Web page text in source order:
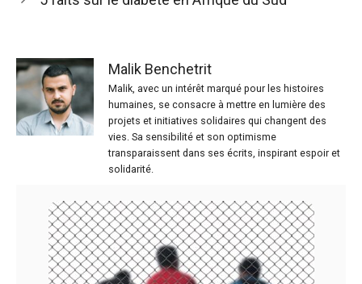
Malik Benchetrit
Malik, avec un intérêt marqué pour les histoires
humaines, se consacre à mettre en lumière des
projets et initiatives solidaires qui changent des
vies. Sa sensibilité et son optimisme
transparaissent dans ses écrits, inspirant espoir et
solidarité.